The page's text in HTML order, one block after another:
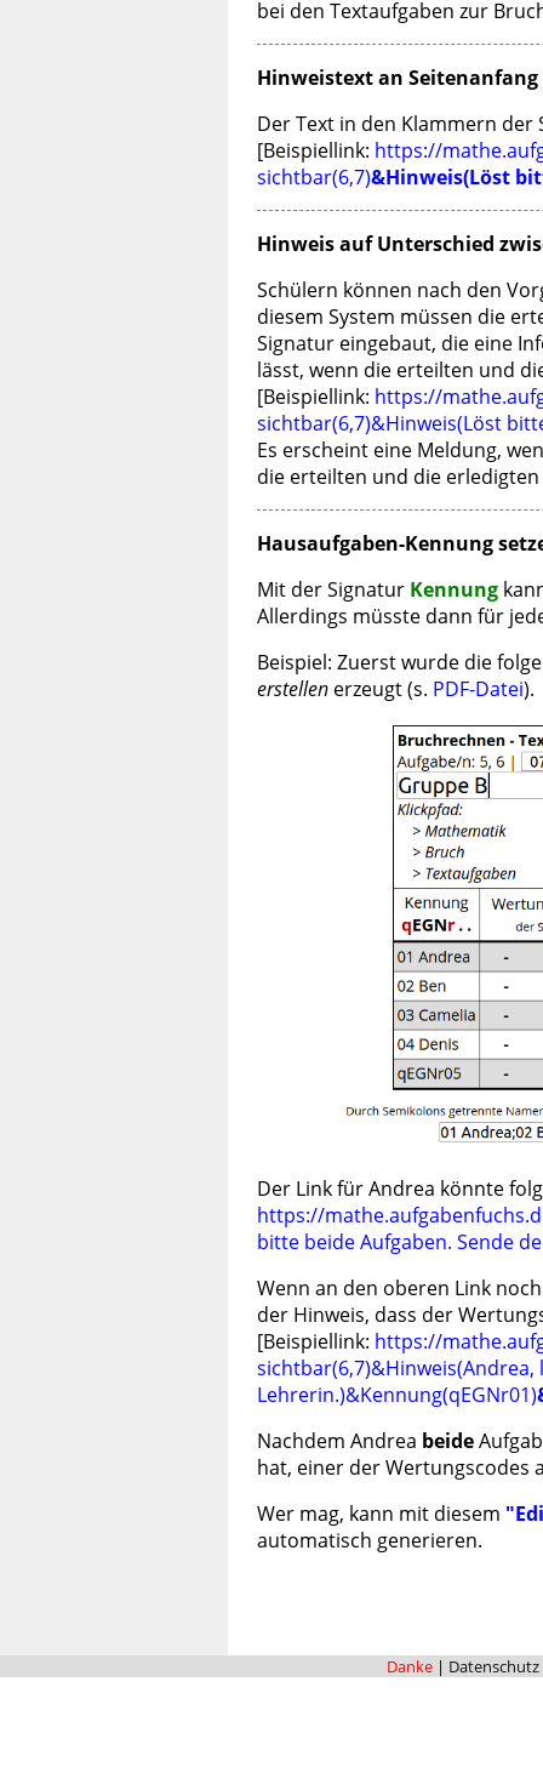
bei den Textaufgaben zur
Hinweistext an
Der Text in den Klammern
[Beispiellink: https://
sichtbar(6,7)&Hinweis(Löst
Hinweis auf Unterschied
Schülern können nach den
diesem System müssen die
Signatur eingebaut, die eine
lässt, wenn die erteilten und
[Beispiellink: https://
sichtbar(6,7)&Hinweis(Löst
Es erscheint eine Meldung,
die erteilten und die
Hausaufgaben-Kennung
Mit der Signatur Kennung
Allerdings müsste dann für
Beispiel: Zuerst wurde die
erstellen erzeugt (s. PDF-Datei).
Der Link für Andrea könnte
https://
bitte beide Aufgaben. Sende
Wenn an den oberen Link
der Hinweis, dass der
[Beispiellink: https://
Lehrerin.)&Kennung(qEGNr01)
Nachdem Andrea beide
hat, einer der Wertungscodes
Wer mag, kann mit diesem
automatisch generieren.
Danke | Datenschutz